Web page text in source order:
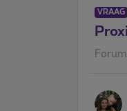
VRAAG